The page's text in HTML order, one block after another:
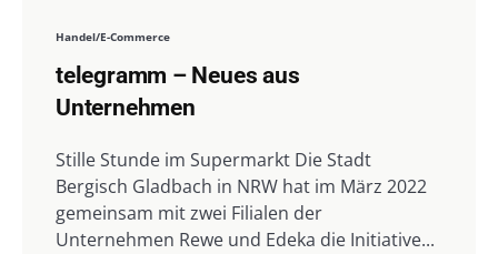
Handel/E-Commerce
telegramm – Neues aus
Unternehmen
Stille Stunde im Supermarkt Die Stadt
Bergisch Gladbach in NRW hat im März 2022
gemeinsam mit zwei Filialen der
Unternehmen Rewe und Edeka die Initiative...